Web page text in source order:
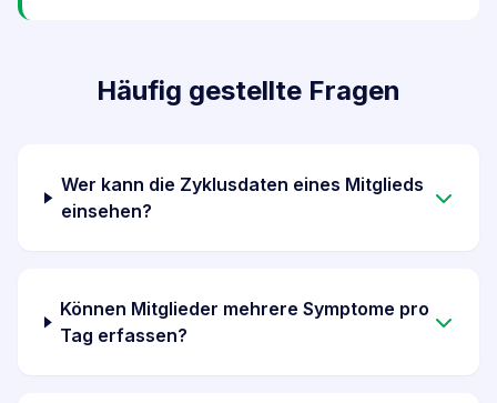
Häufig gestellte Fragen
Wer kann die Zyklusdaten eines Mitglieds
einsehen?
Können Mitglieder mehrere Symptome pro
Tag erfassen?